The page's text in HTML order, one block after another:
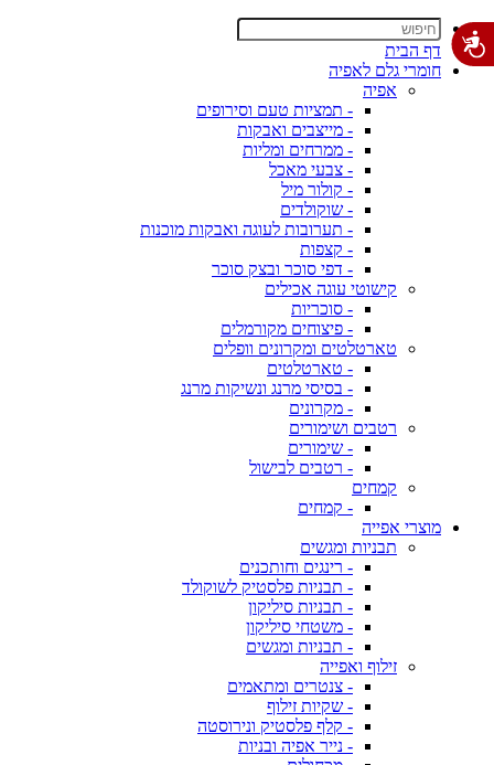
דף הבית
חומרי גלם לאפיה
אפיה
- תמציות טעם וסירופים
- מייצבים ואבקות
- ממרחים ומליות
- צבעי מאכל
- קולור מיל
- שוקולדים
- תערובות לעוגה ואבקות מוכנות
- קצפות
- דפי סוכר ובצק סוכר
קישוטי עוגה אכילים
- סוכריות
- פיצוחים מקורמלים
טארטלטים ומקרונים וופלים
- טארטלטים
- בסיסי מרנג ונשיקות מרנג
- מקרונים
רטבים ושימורים
- שימורים
- רטבים לבישול
קמחים
- קמחים
מוצרי אפייה
תבניות ומגשים
- רינגים וחותכנים
- תבניות פלסטיק לשוקולד
- תבניות סיליקון
- משטחי סיליקון
- תבניות ומגשים
זילוף ואפייה
- צנטרים ומתאמים
- שקיות זילוף
- קלף פלסטיק ונירוסטה
- נייר אפיה ובניות